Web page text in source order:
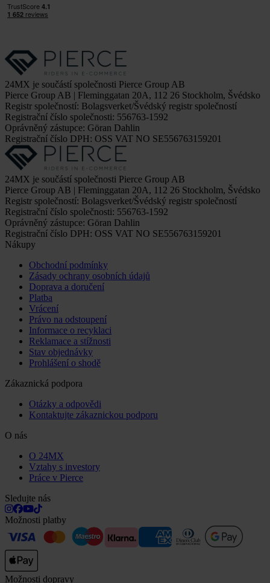
24MX je součástí společnosti Pierce Group AB
Pierce Group AB | Fleminggatan 20A, 112 26 Stockholm, Švédsko
Registr společností: Bolagsverket/Švédský registr společností
Registrační číslo společnosti: 556763-1592
Oprávněný zástupce: Göran Dahlin
Registrační číslo DPH: OSS VAT NO SE556763159201
24MX je součástí společnosti Pierce Group AB
Pierce Group AB | Fleminggatan 20A, 112 26 Stockholm, Švédsko
Registr společností: Bolagsverket/Švédský registr společností
Registrační číslo společnosti: 556763-1592
Oprávněný zástupce: Göran Dahlin
Registrační číslo DPH: OSS VAT NO SE556763159201
Nákupy
Obchodní podmínky
Zásady ochrany osobních údajů
Doprava a doručení
Platba
Vrácení
Právo na odstoupení
Informace o recyklaci
Reklamace a stížnosti
Stav objednávky
Prohlášení o shodě
Zákaznická podpora
Otázky a odpovědi
Kontaktujte zákaznickou podporu
O nás
O 24MX
Vztahy s investory
Práce v Pierce
Sledujte nás
Možnosti platby
Možnosti dopravy